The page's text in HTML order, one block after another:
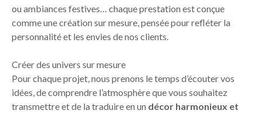
ou ambiances festives… chaque prestation est conçue
comme une création sur mesure, pensée pour refléter la
personnalité et les envies de nos clients.
Créer des univers sur mesure
Pour chaque projet, nous prenons le temps d’écouter vos
idées, de comprendre l’atmosphère que vous souhaitez
transmettre et de la traduire en un décor harmonieux et